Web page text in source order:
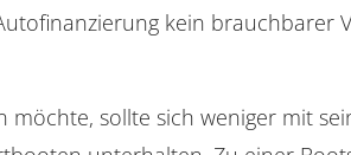
kein brauchbarer
sollte sich weniger mit